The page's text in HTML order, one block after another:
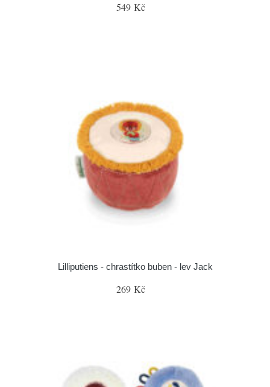
549 Kč
Lilliputiens - chrastítko buben - lev Jack
269 Kč